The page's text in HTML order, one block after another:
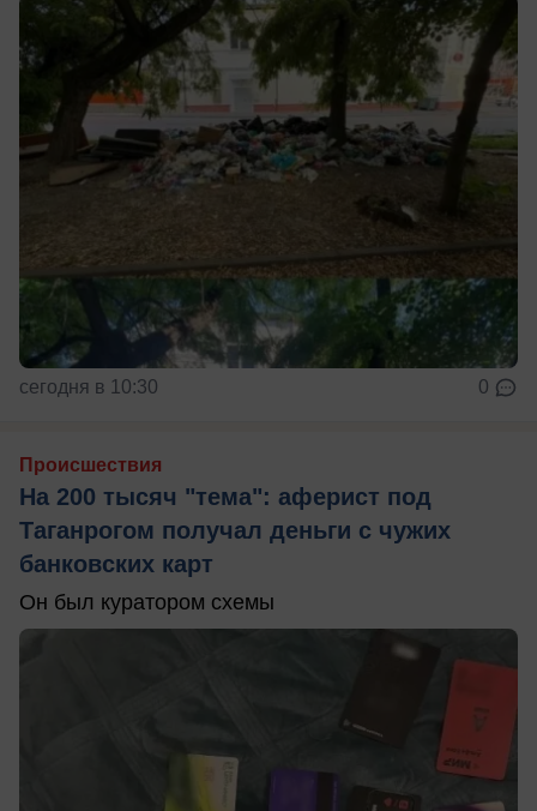
сегодня в 10:30 0
Происшествия
На 200 тысяч "тема": аферист под
Таганрогом получал деньги с чужих
банковских карт
Он был куратором схемы